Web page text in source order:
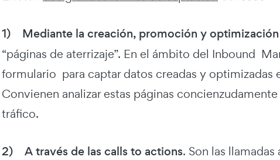
1) Mediante la creación, promoción y
“páginas de aterrizaje”. En el ámbito del Inbound
formulario para captar datos creadas y
Convienen analizar estas páginas
tráfico.
2) A través de las calls to actions. Son las